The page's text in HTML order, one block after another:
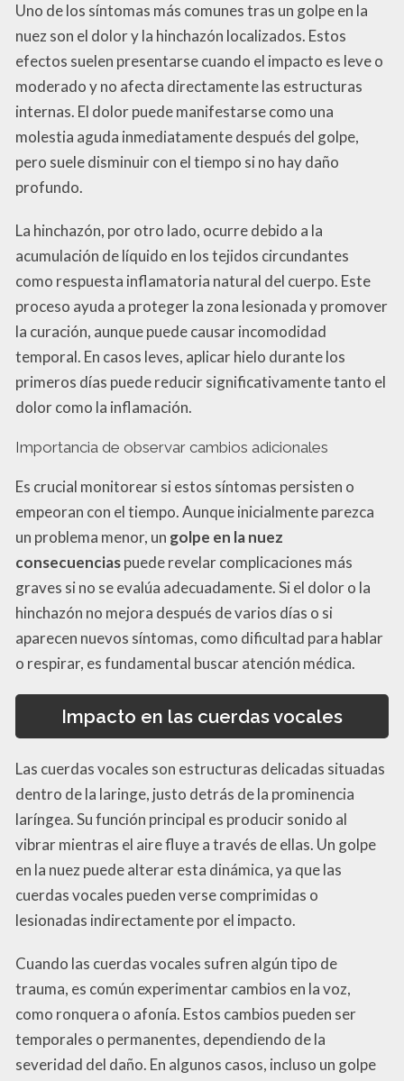
Uno de los síntomas más comunes tras un golpe en la
nuez son el dolor y la hinchazón localizados. Estos
efectos suelen presentarse cuando el impacto es leve o
moderado y no afecta directamente las estructuras
internas. El dolor puede manifestarse como una
molestia aguda inmediatamente después del golpe,
pero suele disminuir con el tiempo si no hay daño
profundo.
La hinchazón, por otro lado, ocurre debido a la
acumulación de líquido en los tejidos circundantes
como respuesta inflamatoria natural del cuerpo. Este
proceso ayuda a proteger la zona lesionada y promover
la curación, aunque puede causar incomodidad
temporal. En casos leves, aplicar hielo durante los
primeros días puede reducir significativamente tanto el
dolor como la inflamación.
Importancia de observar cambios adicionales
Es crucial monitorear si estos síntomas persisten o
empeoran con el tiempo. Aunque inicialmente parezca
un problema menor, un golpe en la nuez
consecuenciaspuede revelar complicaciones más
graves si no se evalúa adecuadamente. Si el dolor o la
hinchazón no mejora después de varios días o si
aparecen nuevos síntomas, como dificultad para hablar
o respirar, es fundamental buscar atención médica.
Impacto en las cuerdas vocales
Las cuerdas vocales son estructuras delicadas situadas
dentro de la laringe, justo detrás de la prominencia
laríngea. Su función principal es producir sonido al
vibrar mientras el aire fluye a través de ellas. Un golpe
en la nuez puede alterar esta dinámica, ya que las
cuerdas vocales pueden verse comprimidas o
lesionadas indirectamente por el impacto.
Cuando las cuerdas vocales sufren algún tipo de
trauma, es común experimentar cambios en la voz,
como ronquera o afonía. Estos cambios pueden ser
temporales o permanentes, dependiendo de la
severidad del daño. En algunos casos, incluso un golpe